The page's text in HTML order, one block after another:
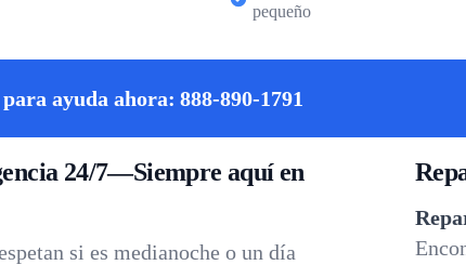
pequeño
ayuda ahora: 888-890-1791
24/7—Siempre aquí en
si es medianoche o un día